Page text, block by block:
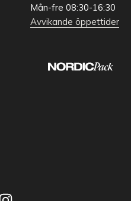
Mån-fre 08:30-16:30
Avvikande öppettider